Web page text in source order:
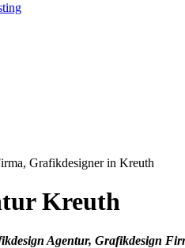
Kreuth
Agentur, Grafikdesign